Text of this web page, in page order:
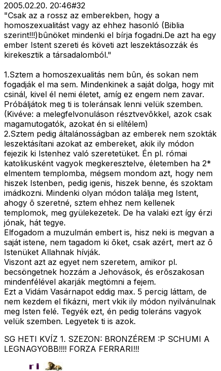
2005.02.20. 20:46#32
"Csak az a rossz az emberekben, hogy a
homoszexualitást vagy az ehhez hasonló (Biblia
szerint!!!)bûnöket mindenki el bírja fogadni.De azt ha egy
ember Istent szereti és követi azt leszektásozzák és
kirekesztik a társadalomból."
1.Sztem a homoszexualitás nem bûn, és sokan nem
fogadják el ma sem. Mindenkinek a saját dolga, hogy mit
csinál, kivel él nemi életet, amíg ez engem nem zavar.
Próbáljátok meg ti is toleránsak lenni velük szemben.
(Kivéve: a melegfelvonuláson résztvevõkkel, azok csak
magamutogatók, azokat én si elítélem)
2.Sztem pedig általánosságban az emberek nem szokták
leszektásítani azokat az embereket, akik ily módon
fejezik ki Istenhez való szeretetüket. Én pl. római
katolikusként vagyok megkeresztelve, életemben ha 2*
elmentem templomba, mégsem mondom azt, hogy nem
hiszek Istenben, pedig igenis, hiszek benne, és szoktam
imádkozni. Mindenki olyan módon találja meg Istent,
ahogy õ szeretné, sztem ehhez nem kellenek
templomok, meg gyülekezetek. De ha valaki ezt így érzi
jónak, hát tegye.
Elfogadom a muzulmán embert is, hisz neki is megvan a
saját istene, nem tagadom ki õket, csak azért, mert az õ
Istenüket Allahnak hívják.
Viszont azt az egyet nem szeretem, amikor pl.
becsöngetnek hozzám a Jehovások, és erõszakosan
mindenfélével akarják megtömni a fejem.
Ezt a Vidám Vasárnapot eddig max. 5 percig láttam, de
nem kezdem el fikázni, mert vkik ily módon nyilvánulnak
meg Isten felé. Tegyék ezt, én pedig toleráns vagyok
velük szemben. Legyetek ti is azok.
SG HETI KVÍZ 1. SZEZON: BRONZÉREM :P SCHUMI A
LEGNAGYOBB!!!! FORZA FERRARI!!!